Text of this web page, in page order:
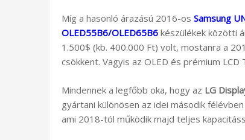
Míg a hasonló árazású 2016-os Samsung
OLED55B6/OLED65B6 készülékek közötti
1.500$ (kb. 400.000 Ft) volt, mostanra a
csökkent. Vagyis az OLED és prémium
Mindennek a legfőbb oka, hogy az LG
gyártani különösen az idei második
ami 2018-tól működik majd teljes